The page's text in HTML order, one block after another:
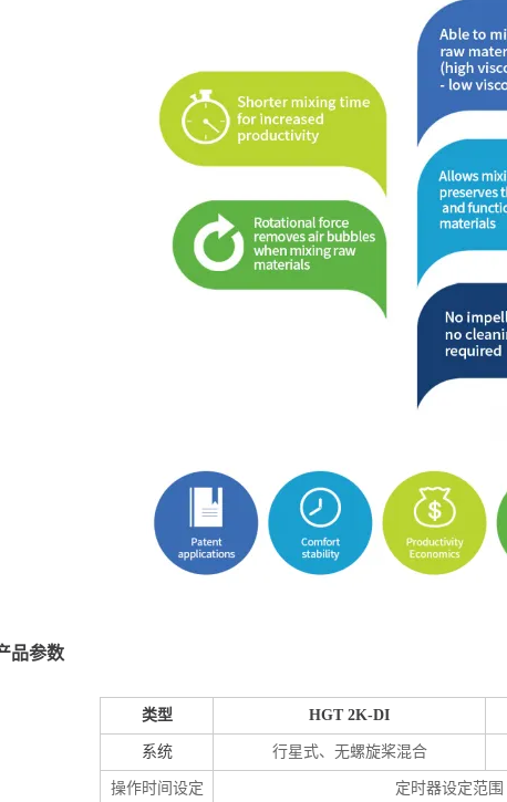
品参数
类型 HGT 2K-DI
系统 行星式、无螺旋桨混合
操作时间设定 定时器设定范围